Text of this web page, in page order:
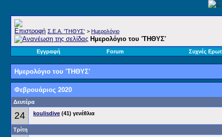
Σ.E.A. 'ΤΗΘΥΣ' > Ημερολόγιο
Ημερολόγιο του 'ΤΗΘΥΣ'
Εγγραφή Forum Συχνές
Ημερολόγιο του 'ΤΗΘΥΣ'
Φεβρουάριος 2020
Δευτέρα
24 koulisdive (41) γενέθλια
Τρίτη